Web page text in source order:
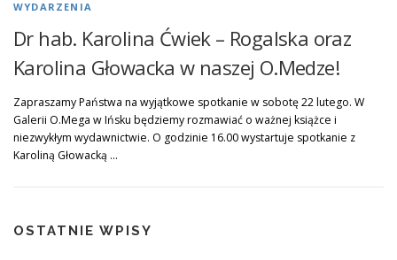
WYDARZENIA
Dr hab. Karolina Ćwiek – Rogalska oraz
Karolina Głowacka w naszej O.Medze!
Zapraszamy Państwa na wyjątkowe spotkanie w sobotę 22 lutego. W
Galerii O.Mega w Ińsku będziemy rozmawiać o ważnej książce i
niezwykłym wydawnictwie. O godzinie 16.00 wystartuje spotkanie z
Karoliną Głowacką …
OSTATNIE WPISY